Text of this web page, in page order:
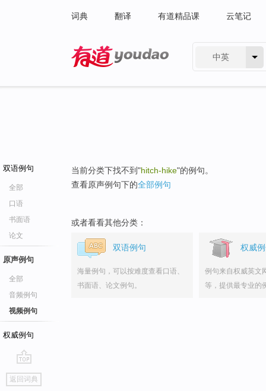
词典 翻译 有道精品课 云笔记
中英
双语例句
全部
口语
书面语
论文
原声例句
全部
音频例句
视频例句
权威例句
go
top
返回词典
当前分类下找不到"hitch-hike"的例句。
查看原声例句下的全部例句
或者看看其他分类：
双语例句
海量例句，可以按难度查看口语、
书面语、论文例句。
权威
例句来自权威英文
等，提供最专业的